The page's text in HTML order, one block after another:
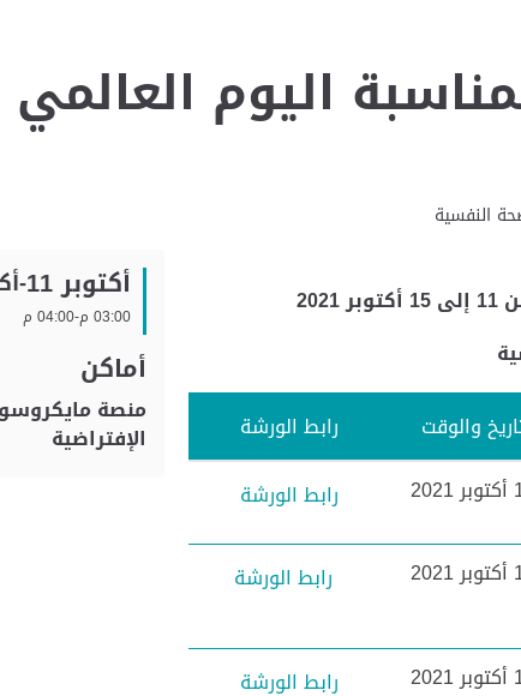
اليوم
النفسية
والوقت
رابط الورشة
2021 رابط الورشة
أكتوبر2021 رابط الورشة
أكتوبر2021 رابط الورشة
أكتوبر 11 -
03:00 م -04:00 م
أماكن
منصة
الإفتراضية